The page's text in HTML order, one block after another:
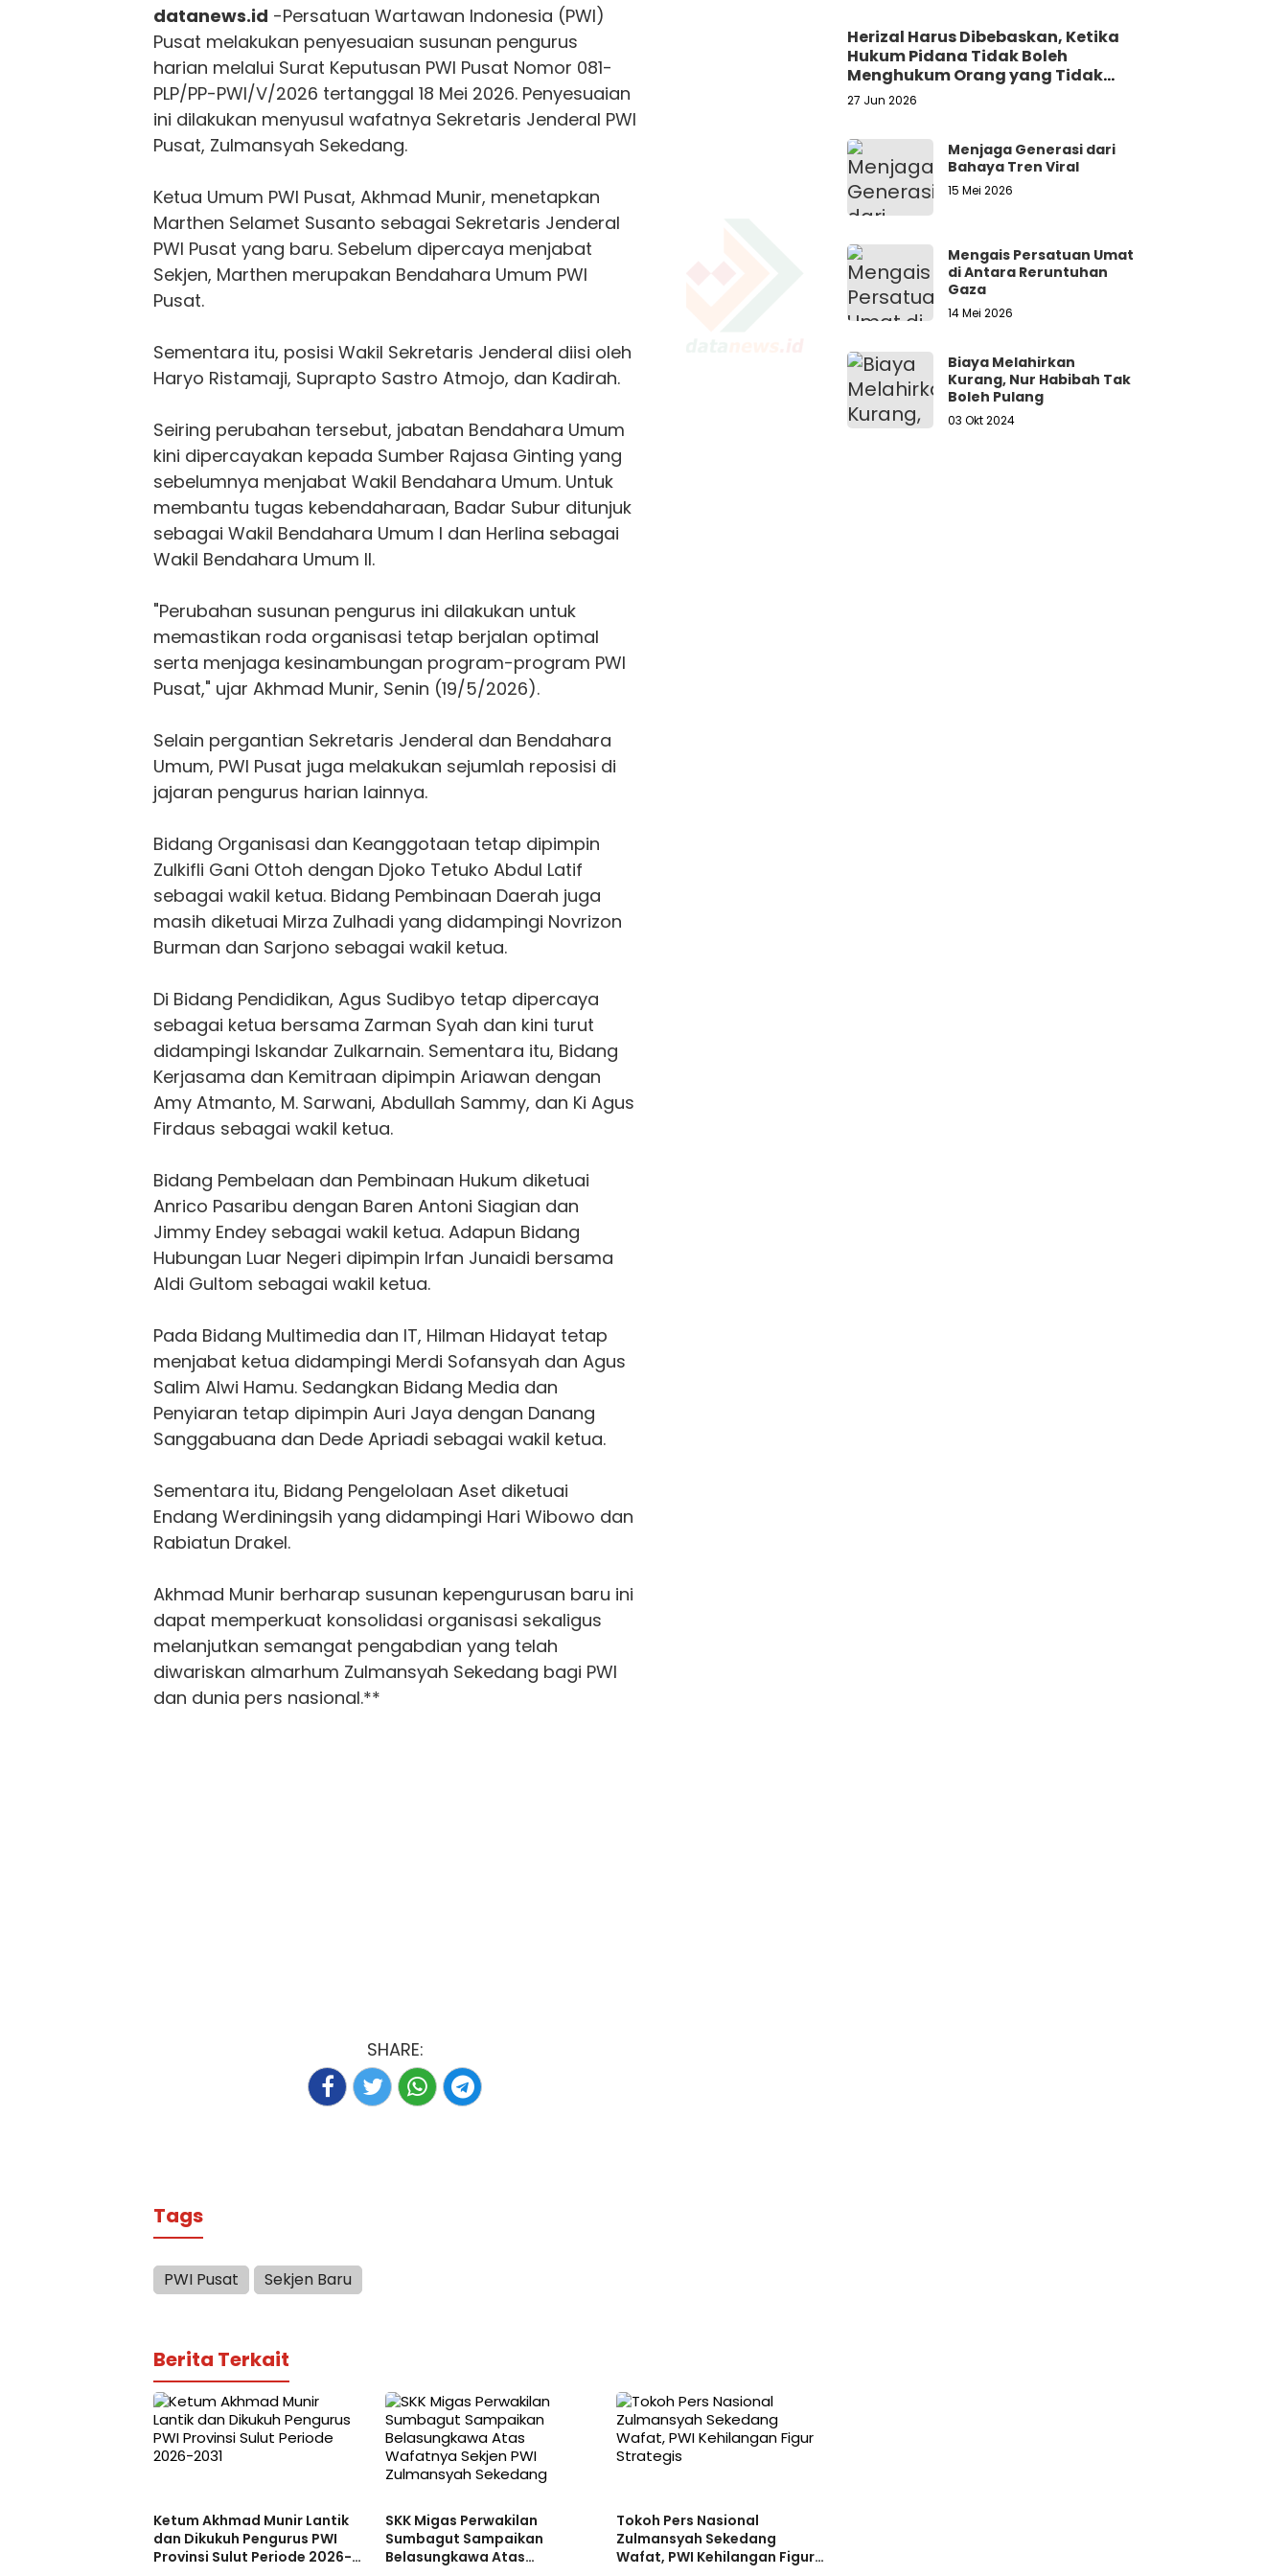
datanews.id -Persatuan Wartawan Indonesia (PWI)
Pusat melakukan penyesuaian susunan pengurus
harian melalui Surat Keputusan PWI Pusat Nomor 081-
PLP/PP-PWI/V/2026 tertanggal 18 Mei 2026. Penyesuaian
ini dilakukan menyusul wafatnya Sekretaris Jenderal PWI
Pusat, Zulmansyah Sekedang.
Ketua Umum PWI Pusat, Akhmad Munir, menetapkan
Marthen Selamet Susanto sebagai Sekretaris Jenderal
PWI Pusat yang baru. Sebelum dipercaya menjabat
Sekjen, Marthen merupakan Bendahara Umum PWI
Pusat.
Sementara itu, posisi Wakil Sekretaris Jenderal diisi oleh
Haryo Ristamaji, Suprapto Sastro Atmojo, dan Kadirah.
Seiring perubahan tersebut, jabatan Bendahara Umum
kini dipercayakan kepada Sumber Rajasa Ginting yang
sebelumnya menjabat Wakil Bendahara Umum. Untuk
membantu tugas kebendaharaan, Badar Subur ditunjuk
sebagai Wakil Bendahara Umum I dan Herlina sebagai
Wakil Bendahara Umum II.
"Perubahan susunan pengurus ini dilakukan untuk
memastikan roda organisasi tetap berjalan optimal
serta menjaga kesinambungan program-program PWI
Pusat," ujar Akhmad Munir, Senin (19/5/2026).
Selain pergantian Sekretaris Jenderal dan Bendahara
Umum, PWI Pusat juga melakukan sejumlah reposisi di
jajaran pengurus harian lainnya.
Bidang Organisasi dan Keanggotaan tetap dipimpin
Zulkifli Gani Ottoh dengan Djoko Tetuko Abdul Latif
sebagai wakil ketua. Bidang Pembinaan Daerah juga
masih diketuai Mirza Zulhadi yang didampingi Novrizon
Burman dan Sarjono sebagai wakil ketua.
Di Bidang Pendidikan, Agus Sudibyo tetap dipercaya
sebagai ketua bersama Zarman Syah dan kini turut
didampingi Iskandar Zulkarnain. Sementara itu, Bidang
Kerjasama dan Kemitraan dipimpin Ariawan dengan
Amy Atmanto, M. Sarwani, Abdullah Sammy, dan Ki Agus
Firdaus sebagai wakil ketua.
Bidang Pembelaan dan Pembinaan Hukum diketuai
Anrico Pasaribu dengan Baren Antoni Siagian dan
Jimmy Endey sebagai wakil ketua. Adapun Bidang
Hubungan Luar Negeri dipimpin Irfan Junaidi bersama
Aldi Gultom sebagai wakil ketua.
Pada Bidang Multimedia dan IT, Hilman Hidayat tetap
menjabat ketua didampingi Merdi Sofansyah dan Agus
Salim Alwi Hamu. Sedangkan Bidang Media dan
Penyiaran tetap dipimpin Auri Jaya dengan Danang
Sanggabuana dan Dede Apriadi sebagai wakil ketua.
Sementara itu, Bidang Pengelolaan Aset diketuai
Endang Werdiningsih yang didampingi Hari Wibowo dan
Rabiatun Drakel.
Akhmad Munir berharap susunan kepengurusan baru ini
dapat memperkuat konsolidasi organisasi sekaligus
melanjutkan semangat pengabdian yang telah
diwariskan almarhum Zulmansyah Sekedang bagi PWI
dan dunia pers nasional.**
SHARE:
Tags
PWI Pusat Sekjen Baru
Berita Terkait
Ketum Akhmad Munir Lantik
dan Dikukuh Pengurus PWI
Provinsi Sulut Periode 2026-
SKK Migas Perwakilan
Sumbagut Sampaikan
Belasungkawa Atas
Tokoh Pers Nasional
Zulmansyah Sekedang
Wafat, PWI Kehilangan Figur
Herizal Harus Dibebaskan, Ketika
Hukum Pidana Tidak Boleh
Menghukum Orang yang Tidak
Bersalah
27 Jun 2026
Menjaga Generasi dari
Bahaya Tren Viral
15 Mei 2026
Mengais Persatuan Umat
di Antara Reruntuhan
Gaza
14 Mei 2026
Biaya Melahirkan
Kurang, Nur Habibah Tak
Boleh Pulang
03 Okt 2024